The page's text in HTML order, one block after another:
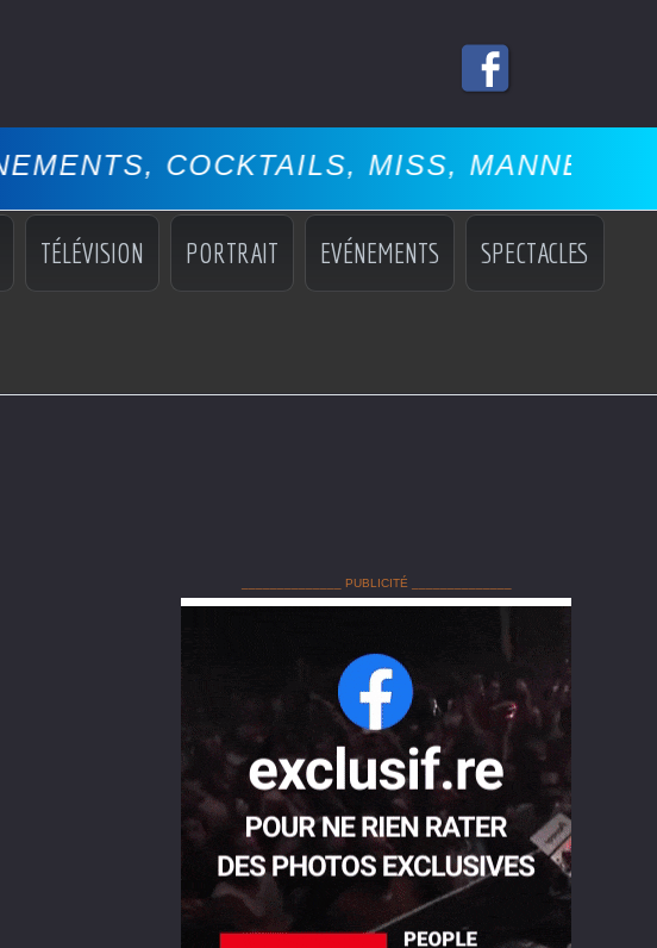
MISS, MANNEQUINS,
TÉLÉVISION PORTRAIT EVÉNEMENTS SPECTACLES
______________ PUBLICITÉ ______________